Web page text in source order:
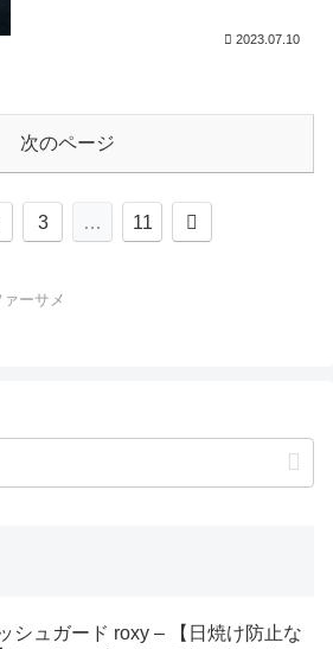
2023.07.10
次のページ
3 … 11
次
ーサメ
シュガード roxy – 【日焼け防止な